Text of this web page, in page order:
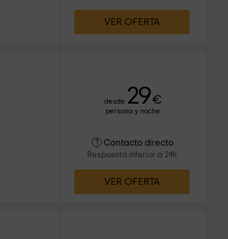
VER OFERTA
desde 29€
persona y noche
Contacto directo
Respuesta inferior a 24h
VER OFERTA